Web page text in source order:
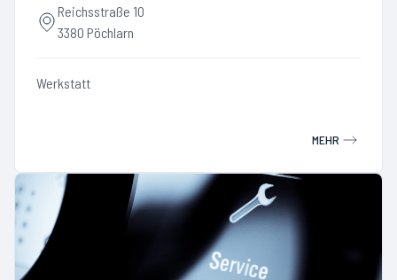
Reichsstraße 10
3380 Pöchlarn
Werkstatt
MEHR